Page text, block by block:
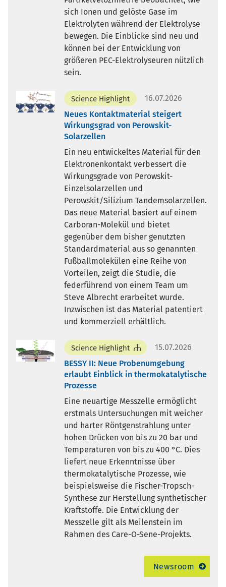
sich Ionen und gelöste Gase im
Elektrolyten während der Elektrolyse
bewegen. Die Einblicke sind neu und
können bei der Entwicklung von
größeren PEC-Elektrolyseuren nützlich
sein.
Science Highlight
16.07.2026
Neues Kontaktmaterial steigert
Wirkungsgrad von Perowskit-
Solarzellen
Ein neu entwickeltes Material für den
Elektronenkontakt verbessert die
Wirkungsgrade von Perowskit-
Einzelsolarzellen und
Perowskit/Silizium Tandemsolarzellen.
Das neue Material basiert auf einem
Carboran-Molekül und bietet
gegenüber dem bisher genutzten
Standardmaterial aus so genannten
Fußballmolekülen eine Reihe von
Vorteilen, zeigt die Studie, die
federführend von einem Team um
Steve Albrecht erarbeitet wurde.
Inzwischen ist das Material patentiert
und kommerziell erhältlich.
Science Highlight
15.07.2026
BESSY II: Neue Probenumgebung
erlaubt Einblick in thermokatalytische
Prozesse
Eine neuartige Messzelle ermöglicht
erstmals Untersuchungen mit weicher
und harter Röntgenstrahlung unter
hohen Drücken von bis zu 20 bar und
Temperaturen von bis zu 400 °C. Dies
liefert neue Erkenntnisse über
thermokatalytische Prozesse, wie
beispielsweise die Fischer-Tropsch-
Synthese zur Herstellung synthetischer
Kraftstoffe. Die Entwicklung der
Messzelle gilt als Meilenstein im
Rahmen des Care-O-Sene-Projekts.
Newsroom